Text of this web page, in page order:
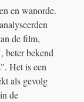
en wanorde.
de film,
beter bekend
Het is een
als gevolg
de